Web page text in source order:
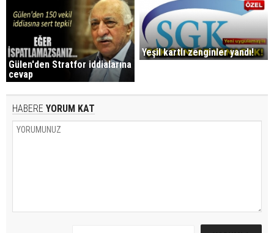
Gülen'den Stratfor iddialarına
cevap
Yeşil kartlı zenginler yandı!
HABERE YORUM KAT